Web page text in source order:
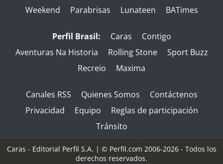
Weekend
Parabrisas Lunateen BATimes
Perfil Brasil: Caras
Contigo
Aventuras Na Historia
Rolling Stone
Sport Buzz
Recreio
Maxima
Canales RSS Quienes Somos
Contáctenos
Privacidad
Equipo
Reglas de participación
Tránsito
Caras - Editorial Perfil S.A. | © Perfil.com 2006-2026 - Todos los
derechos reservados.